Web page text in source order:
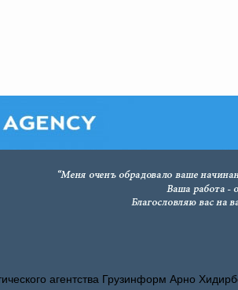
агентства Грузинформ Арно